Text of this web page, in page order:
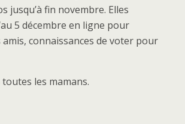
jusqu’à fin novembre. Elles
5 décembre en ligne pour
connaissances de voter pour
les mamans.